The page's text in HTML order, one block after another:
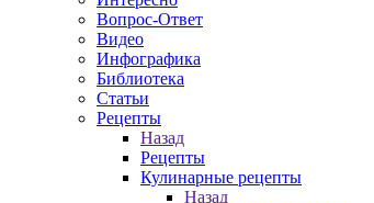
Вопрос-Ответ
Видео
Инфографика
Библиотека
Статьи
Рецепты
Назад
Рецепты
Кулинарные рецепты
Назад